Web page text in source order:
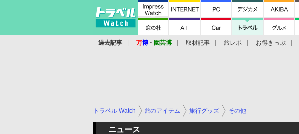
過去記事 万博 ・ 園芸博 取材記事 旅レポ お得きっぷ
トラベル Watch 旅のアイテム 旅行グッズ その他
ニュース